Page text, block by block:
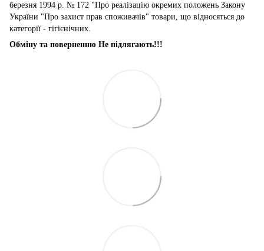
березня 1994 р. № 172 "Про реалізацію окремих положень Закону
України "Про захист прав споживачів" товари, що відносяться до
категорії - гігієнічних.
Обміну та поверненню Не підлягають!!!